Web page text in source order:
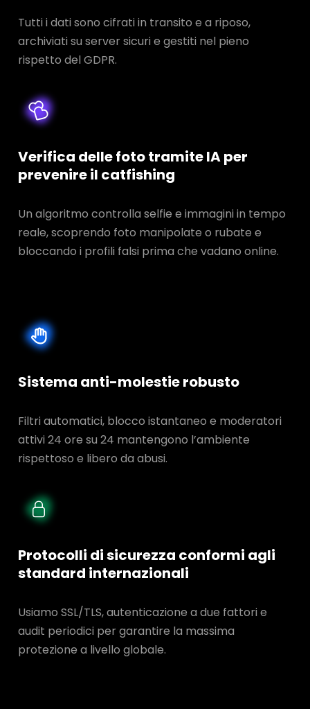
Tutti i dati sono cifrati in transito e a riposo,
archiviati su server sicuri e gestiti nel pieno
rispetto del GDPR.
Verifica delle foto tramite IA per
prevenire il catfishing
Un algoritmo controlla selfie e immagini in tempo
reale, scoprendo foto manipolate o rubate e
bloccando i profili falsi prima che vadano online.
Sistema anti-molestie robusto
Filtri automatici, blocco istantaneo e moderatori
attivi 24 ore su 24 mantengono l’ambiente
rispettoso e libero da abusi.
Protocolli di sicurezza conformi agli
standard internazionali
Usiamo SSL/TLS, autenticazione a due fattori e
audit periodici per garantire la massima
protezione a livello globale.